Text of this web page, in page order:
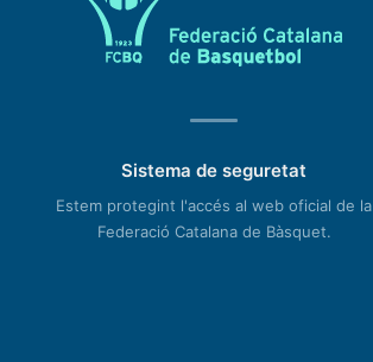
Sistema de seguretat
Estem protegint l'accés al web oficial de la
Federació Catalana de Bàsquet.